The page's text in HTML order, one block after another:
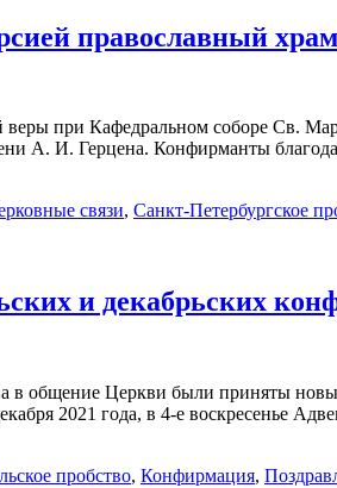
православный
веры при Кафедральном соборе Св.
А. И. Герцена. Конфирманты
связи, Санкт-Петербургское
и декабрьских
общение Церкви были приняты
2021 года, в 4-е воскресенье
пробство, Конфирмация,